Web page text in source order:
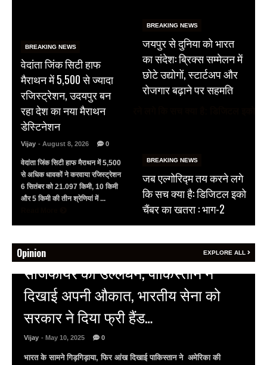
BREAKING NEWS
वेदांता जिंक सिटी हाफ
मैराथन में 5,500 से ज्यादा
रजिस्ट्रेशन, उदयपुर बन
रहा देश का नया मैराथन
डेस्टिनेशन
Vijay - August 8, 2026 0
वेदांता जिंक सिटी हाफ मैराथन में 5,500
से अधिक धावकों ने करवाया रजिस्ट्रेशन
6 सितंबर को 21.097 किमी, 10 किमी
और 5 किमी की तीन श्रेणियां में ...
BREAKING NEWS
जयपुर से दुनिया को भारत
का संदेश: ब्रिक्स सम्मेलन में
छोटे उद्योगों, स्टार्टअप और
रोजगार बढ़ाने पर सहमति
BREAKING NEWS
जब एल्गोरिद्म तय करने लगे
कि सच क्या है: डिजिटल इको
चैंबर का खतरा : भाग-2
Opinion EXPLORE ALL
अल्बर्ट हॉल पर राजस्थान दिवस समारोह,
राजस्थानी लोक कलाकारों ने बांधा समां…
Vijay - March 30, 2025
अल्बर्ट हॉल पर राज्यस्तरीय सांस्कृतिक संध्या का भव्य आयोजन, उमड़ा जन